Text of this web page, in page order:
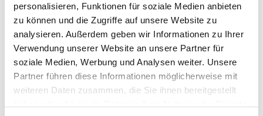
personalisieren, Funktionen für soziale Medien anbieten
zu können und die Zugriffe auf unsere Website zu
analysieren. Außerdem geben wir Informationen zu Ihrer
Verwendung unserer Website an unsere Partner für
soziale Medien, Werbung und Analysen weiter. Unsere
Partner führen diese Informationen möglicherweise mit
weiteren Daten zusammen, die Sie ihnen bereitgestellt
Dies könnte Sie auch
interessieren